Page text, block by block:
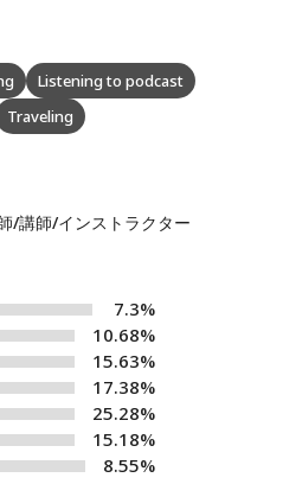
Listening to podcast
Traveling
/講師/インストラクター
7.3%
10.68%
15.63%
17.38%
25.28%
15.18%
8.55%